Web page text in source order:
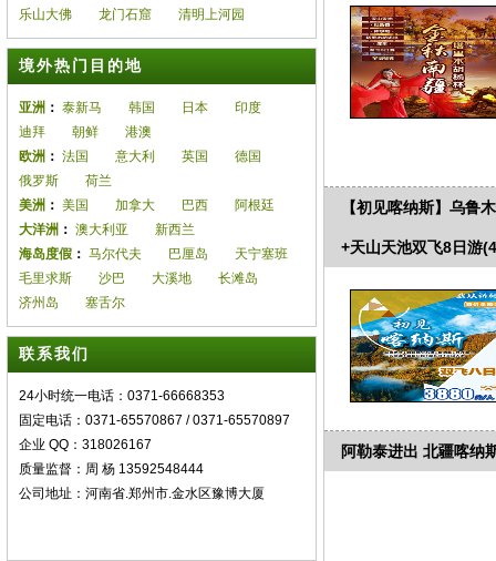
乐山大佛
龙门石窟 清明上河园
境外热门目的地
亚洲 ： 泰新马 韩国 日本
印度
迪拜
朝鲜
港澳
欧洲 ： 法国 意大利 英国
德国
俄罗斯
荷兰
美洲 ： 美国 加拿大 巴西
阿根廷
大洋洲 ： 澳大利亚
新西兰
海岛度假 ： 马尔代夫 巴厘岛
天宁塞班
毛里求斯
沙巴 大溪地
长滩岛
济州岛
塞舌尔
联系我们
24小时统一电话：0371-66668353
固定电话：0371-65570867 / 0371-65570897
企业 QQ：318026167
质量监督：周 杨 13592548444
公司地址：河南省.郑州市.金水区豫博大厦
【初见喀纳斯】乌鲁
+天山天池双飞8日游
阿勒泰进出 北疆喀纳